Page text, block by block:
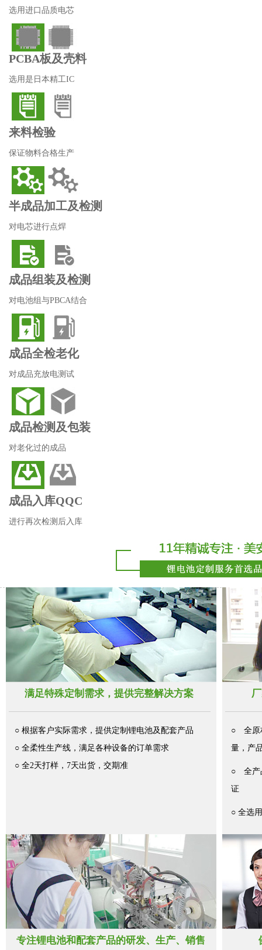
选用进口品质电芯
PCBA板及壳料
选用是日本精工IC
来料检验
保证物料合格生产
半成品加工及检测
对电芯进行点焊
成品组装及检测
对电池组与PBCA结合
成品全检老化
对成品充放电测试
成品检测及包装
对老化过的成品
成品入库QQC
进行再次检测后入库
满足特殊定制需求，提供完整解决方案
○ 根据客户实际需求，提供定制锂电池及配套产品
○ 全柔性生产线，满足各种设备的订单需求
○ 全2天打样，7天出货，交期准
○ 全原
量，产
○ 全产
证
○ 全选
专注锂电池和配套产品的研发、生产、销售